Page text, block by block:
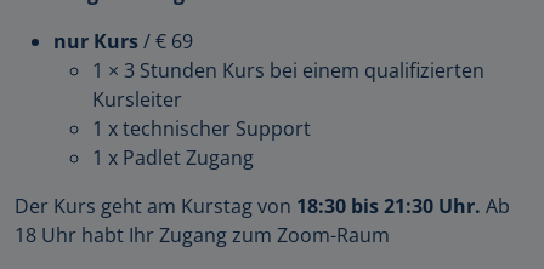
nur Kurs/ € 69
1 × 3 Stunden Kurs bei einem qualifizierten
Kursleiter
1 x technischer Support
1 x Padlet Zugang
Der Kurs geht am Kurstag von 18:30 bis 21:30 Uhr. Ab
18 Uhr habt Ihr Zugang zum Zoom-Raum